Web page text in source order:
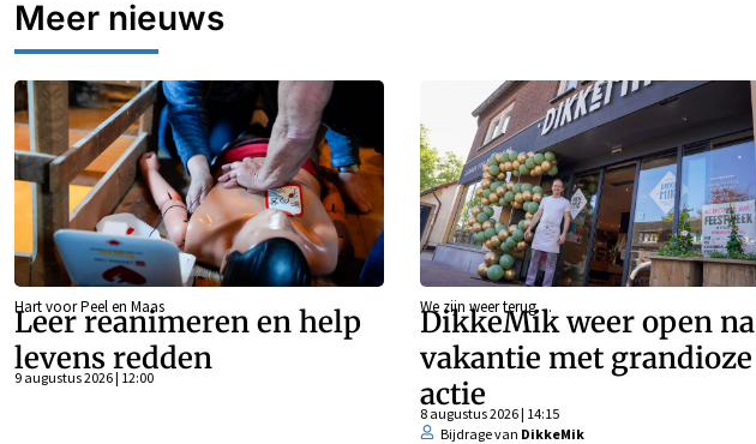
Meer nieuws
Hart voor Peel en Maas
Leer reanimeren en help
levens redden
9 augustus 2026 | 12:00
We zijn weer terug…
DikkeMik weer open na
vakantie met grandioze
actie
8 augustus 2026 | 14:15
Bijdrage van DikkeMik